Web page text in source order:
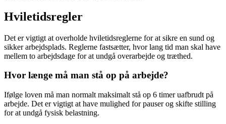
Hviletidsregler
Det er vigtigt at overholde hviletidsreglerne for at sikre en sund og
sikker arbejdsplads. Reglerne fastsætter, hvor lang tid man skal have
mellem to arbejdsdage for at undgå overarbejde og træthed.
Hvor længe må man stå op på arbejde?
Ifølge loven må man normalt maksimalt stå op 6 timer uafbrudt på
arbejde. Det er vigtigt at have mulighed for pauser og skifte stilling
for at undgå fysisk belastning.